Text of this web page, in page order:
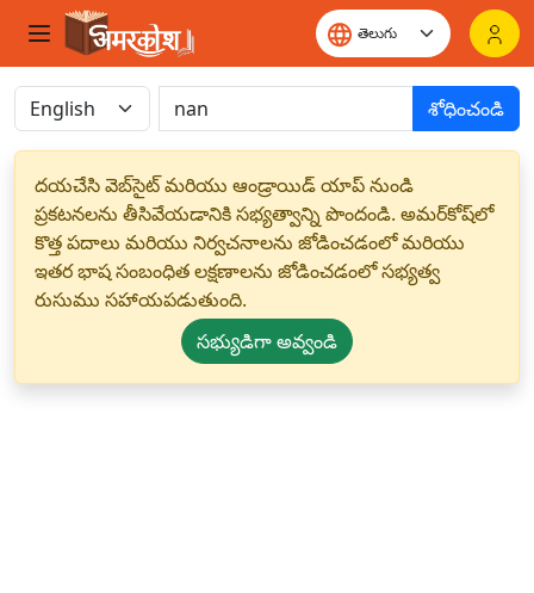
శోధించండి
దయచేసి వెబ్‌సైట్ మరియు ఆండ్రాయిడ్ యాప్ నుండి
ప్రకటనలను తీసివేయడానికి సభ్యత్వాన్ని పొందండి. అమర్‌కోష్‌లో
కొత్త పదాలు మరియు నిర్వచనాలను జోడించడంలో మరియు
ఇతర భాష సంబంధిత లక్షణాలను జోడించడంలో సభ్యత్వ
రుసుము సహాయపడుతుంది.
సభ్యుడిగా అవ్వండి